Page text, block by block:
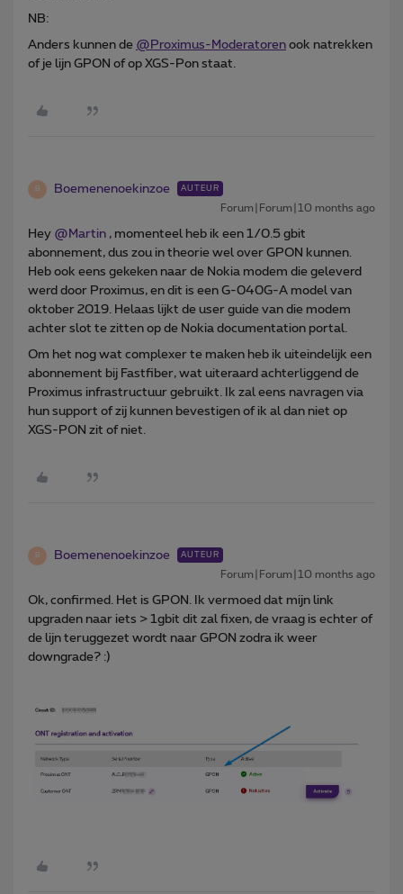
NB:
Anders kunnen de @Proximus-Moderatoren ook natrekken
of je lijn GPON of op XGS-Pon staat.
B Boemenenoekinzoe AUTEUR
Forum|Forum|10 months ago
Hey ​ @Martin , momenteel heb ik een 1/0.5 gbit
abonnement, dus zou in theorie wel over GPON kunnen.
Heb ook eens gekeken naar de Nokia modem die geleverd
werd door Proximus, en dit is een G-040G-A model van
oktober 2019. Helaas lijkt de user guide van die modem
achter slot te zitten op de Nokia documentation portal.
Om het nog wat complexer te maken heb ik uiteindelijk een
abonnement bij Fastfiber, wat uiteraard achterliggend de
Proximus infrastructuur gebruikt. Ik zal eens navragen via
hun support of zij kunnen bevestigen of ik al dan niet op
XGS-PON zit of niet.
B Boemenenoekinzoe AUTEUR
Forum|Forum|10 months ago
Ok, confirmed. Het is GPON. Ik vermoed dat mijn link
upgraden naar iets > 1gbit dit zal fixen, de vraag is echter of
de lijn teruggezet wordt naar GPON zodra ik weer
downgrade? :)